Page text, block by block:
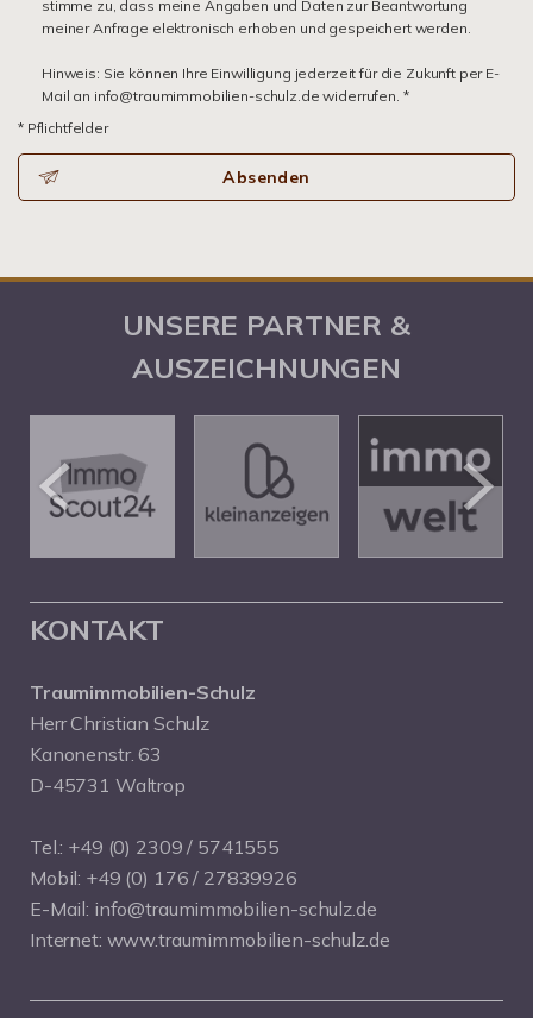
stimme zu, dass meine Angaben und Daten zur Beantwortung
meiner Anfrage elektronisch erhoben und gespeichert werden.
Hinweis: Sie können Ihre Einwilligung jederzeit für die Zukunft per E-
Mail an info@traumimmobilien-schulz.de widerrufen. *
* Pflichtfelder
Absenden
UNSERE PARTNER &
AUSZEICHNUNGEN
KONTAKT
Traumimmobilien-Schulz
Herr Christian Schulz
Kanonenstr. 63
D-45731 Waltrop
Tel.: +49 (0) 2309 / 5741555
Mobil: +49 (0) 176 / 27839926
E-Mail: info@traumimmobilien-schulz.de
Internet: www.traumimmobilien-schulz.de